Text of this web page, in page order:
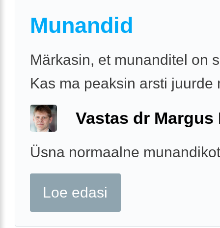
Munandid
Märkasin, et munanditel on
Kas ma peaksin arsti juurde
Vastas dr Margus
Üsna normaalne
Loe edasi